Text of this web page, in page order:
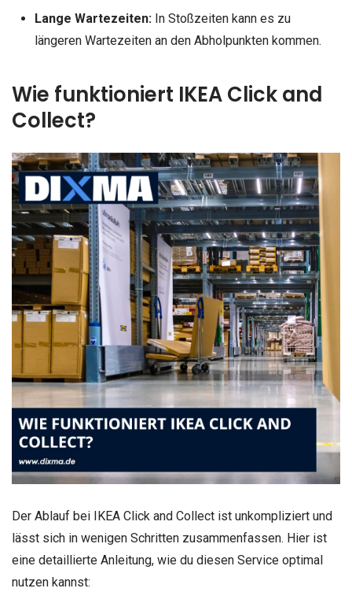
Lange Wartezeiten:In Stoßzeiten kann es zu
längeren Wartezeiten an den Abholpunkten kommen.
Wie funktioniert IKEA Click and
Collect?
Der Ablauf bei IKEA Click and Collect ist unkompliziert und
lässt sich in wenigen Schritten zusammenfassen. Hier ist
eine detaillierte Anleitung, wie du diesen Service optimal
nutzen kannst: